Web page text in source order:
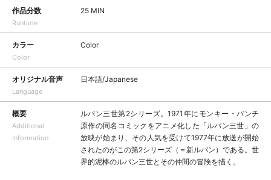
作品分数
Runtime
25 MIN
カラー
Color
Color
オリジナル音声
Language
日本語/Japanese
概要
Additional
Information
ルパン三世第2シリーズ。1971年にモンキー・パンチ
原作の同名コミックをアニメ化した「ルパン三世」の
放映が始まり、その人気を受けて1977年に放送が開始
されたのがこの第2シリーズ（＝新ルパン）である。世
界的泥棒のルパン三世とその仲間の冒険を描く。